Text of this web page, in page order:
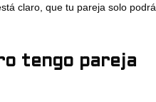
claro, que tu pareja solo
tengo pareja